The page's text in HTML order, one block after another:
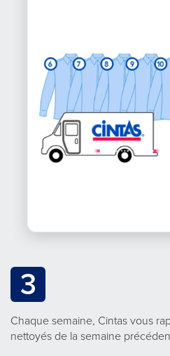
3
Chaque semaine, Cintas vous
nettoyés de la semaine